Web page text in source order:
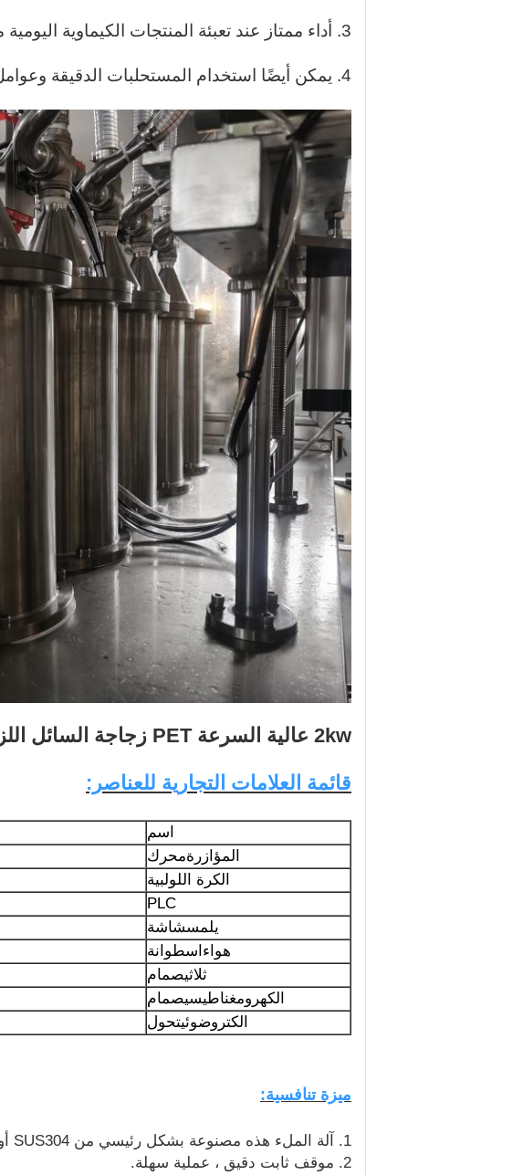
3. أداء ممتاز عند تعبئة المنتجات الكيماوية اليومية مثل منظفات الغسيل والمنظفات.
4. يمكن أيضًا استخدام المستحلبات الدقيقة وعوامل التعليق اللازمة في مبيدات الآفات للتعبئة.
2kw عالية السرعة PET زجاجة السائل اللزج ملء آلة الفضة رمادي التحكم PLC
قائمة العلامات التجارية للعناصر:
اسم
المؤازرةمحرك
الكرة اللولبية
PLC
يلمسشاشة
هواء اسطوانة
ثلاثيصمام
الكهرومغناطيسيصمام
الكتروضوئيتحول
ميزة تنافسية:
1. آلة الملء هذه مصنوعة بشكل رئيسي من SUS304 أو SUS316L.
2. موقف ثابت دقيق ، عملية سهلة.